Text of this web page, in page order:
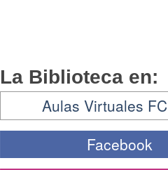
La Biblioteca en:
Aulas Virtuales
Facebook